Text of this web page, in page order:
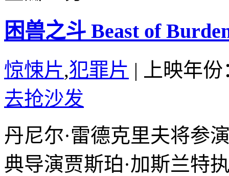
困兽之斗 Beast of
惊悚片,犯罪片 |
上映年
去抢沙发
丹尼尔·雷德克里夫将参
典导演贾斯珀·加斯兰特